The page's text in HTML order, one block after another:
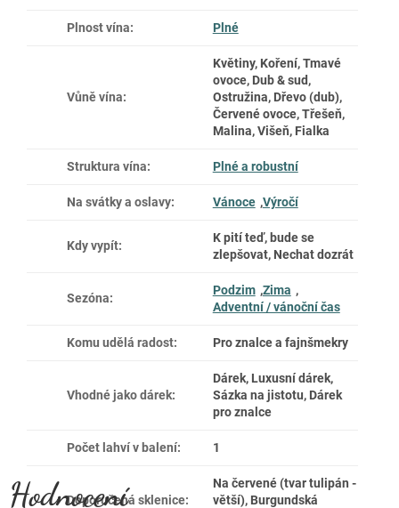
Plnost vína: Plné
Vůně vína:
Květiny, Koření, Tmavé
ovoce, Dub & sud,
Ostružina, Dřevo (dub),
Červené ovoce, Třešeň,
Malina, Višeň, Fialka
Struktura vína: Plné a robustní
Na svátky a oslavy: Vánoce ,Výročí
Kdy vypít:
K pití teď, bude se
zlepšovat, Nechat dozrát
Sezóna:
Podzim ,Zima ,
Adventní / vánoční čas
Komu udělá radost: Pro znalce a fajnšmekry
Vhodné jako dárek:
Dárek, Luxusní dárek,
Sázka na jistotu, Dárek
pro znalce
Počet lahví v balení: 1
Doporučená sklenice:
Na červené (tvar tulipán -
větší), Burgundská